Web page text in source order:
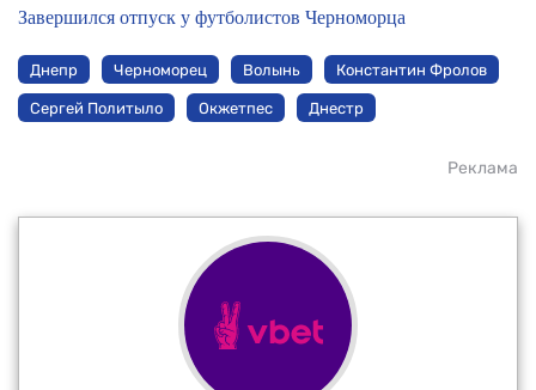
Завершился отпуск у футболистов Черноморца
Днепр Черноморец Волынь Константин Фролов
Сергей Политыло Окжетпес Днестр
Реклама